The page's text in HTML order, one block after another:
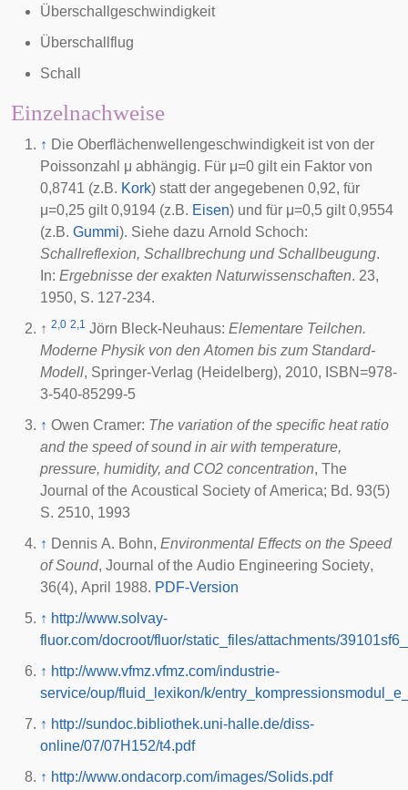
Überschallgeschwindigkeit
Überschallflug
Schall
Einzelnachweise
↑ Die Oberflächenwellengeschwindigkeit ist von der
Poissonzahl μ abhängig. Für μ=0 gilt ein Faktor von
0,8741 (z.B. Kork) statt der angegebenen 0,92, für
μ=0,25 gilt 0,9194 (z.B. Eisen) und für μ=0,5 gilt 0,9554
(z.B. Gummi). Siehe dazu Arnold Schoch:
Schallreflexion, Schallbrechung und Schallbeugung.
In: Ergebnisse der exakten Naturwissenschaften. 23,
1950, S. 127-234.
↑ 2,0 2,1 Jörn Bleck-Neuhaus: Elementare Teilchen.
Moderne Physik von den Atomen bis zum Standard-
Modell, Springer-Verlag (Heidelberg), 2010, ISBN=978-
3-540-85299-5
↑ Owen Cramer: The variation of the specific heat ratio
and the speed of sound in air with temperature,
pressure, humidity, and CO2 concentration, The
Journal of the Acoustical Society of America; Bd. 93(5)
S. 2510, 1993
↑ Dennis A. Bohn, Environmental Effects on the Speed
of Sound, Journal of the Audio Engineering Society,
36(4), April 1988. PDF-Version
↑ http://www.solvay-
fluor.com/docroot/fluor/static_files/attachments/
↑ http://www.vfmz.vfmz.com/industrie-
service/oup/fluid_lexikon/k/
↑ http://sundoc.bibliothek.uni-halle.de/diss-
online/07/07H152/t4.pdf
↑ http://www.ondacorp.com/images/Solids.pdf